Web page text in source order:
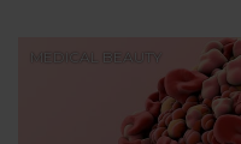
MEDICAL BEAUTY